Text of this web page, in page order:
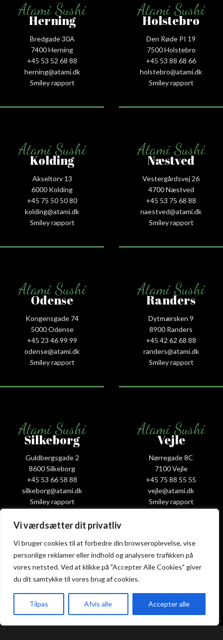
Vi værdsætter dit privatliv
Vi bruger cookies til at forbedre din browseroplevelse, vise
personlige reklamer eller indhold og analysere trafikken på
vores netsted. Ved at klikke på "Accepter Alle Cookies" giver
du dit samtykke til vores brug af cookies.
Tilpas Afvis alle Accepter alle
Atami Sushi
Herning
Bredgade 30A
7400 Herning
+45 53 52 68 88
herning@atami.dk
Smiley rapport
Atami Sushi
Holstebro
Den Røde PI 19
7500 Holstebro
+45 53 88 68 66
holstebro@atami.dk
Smiley rapport
Atami Sushi
Kolding
Akseltorv 13
6000 Kolding
+45 75 50 50 80
kolding@atami.dk
Smiley rapport
Atami Sushi
Næstved
Vestergårdsvej 26
4700 Næstved
+45 53 75 68 88
naestved@atami.dk
Smiley rapport
Atami Sushi
Odense
Kongensgade 74
5000 Odense
+45 23 46 99 99
odense@atami.dk
Smiley rapport
Atami Sushi
Randers
Dytmærsken 9
8900 Randers
+45 42 62 68 88
randers@atami.dk
Smiley rapport
Atami Sushi
Silkeborg
Guldbergsgade 2
8600 Silkeborg
+45 53 66 58 88
silkeborg@atami.dk
Smiley rapport
Atami Sushi
Vejle
Nørregade 8C
7100 Vejle
+45 75 88 55 55
vejle@atami.dk
Smiley rapport
Atami Sushi
Viborg
Holstebrovej 4
+45 53 58 00 88
viborg@atami.dk
Atami Sushi
Aarhus
Irma Pedersens G. 222
+45 31 16 68 88